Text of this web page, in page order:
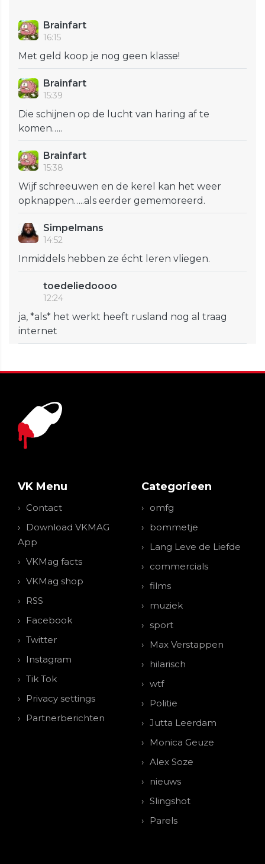
Brainfart
16:15
Met geld koop je nog geen klasse!
Brainfart
15:39
Die schijnen op de lucht van haring af te
komen…..
Brainfart
15:38
Wijf schreeuwen en de kerel kan het weer
opknappen…..als eerder gememoreerd.
Simpelmans
14:52
Inmiddels hebben ze écht leren vliegen.
toedeliedoooo
12:24
ja, *als* het werkt heeft rusland nog al traag
internet
VK Menu
Contact
Download VKMAG
App
VKMag facts
VKMag shop
RSS
Facebook
Twitter
Instagram
Tik Tok
Privacy settings
Partnerberichten
Categorieen
omfg
bommetje
Lang Leve de Liefde
commercials
films
muziek
sport
Max Verstappen
hilarisch
wtf
Politie
Jutta Leerdam
Monica Geuze
Alex Soze
nieuws
Slingshot
Parels